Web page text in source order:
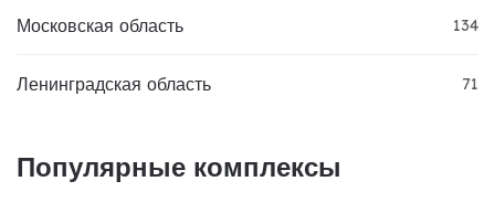
Московская область 134
Ленинградская область 71
Популярные комплексы